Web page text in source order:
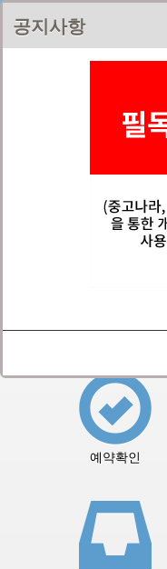
홈
쿠폰인증번호등록
예약확인
공지사항